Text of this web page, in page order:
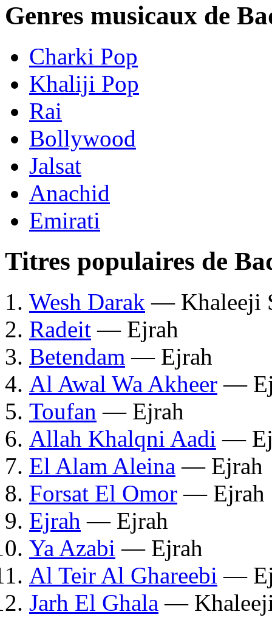
Genres musicaux de
Charki Pop
Khaliji Pop
Rai
Bollywood
Jalsat
Anachid
Emirati
Titres populaires de
Wesh Darak — Khaleeji
Radeit — Ejrah
Betendam — Ejrah
Al Awal Wa Akheer —
Toufan — Ejrah
Allah Khalqni Aadi —
El Alam Aleina — Ejrah
Forsat El Omor — Ejrah
Ejrah — Ejrah
Ya Azabi — Ejrah
Al Teir Al Ghareebi —
Jarh El Ghala —